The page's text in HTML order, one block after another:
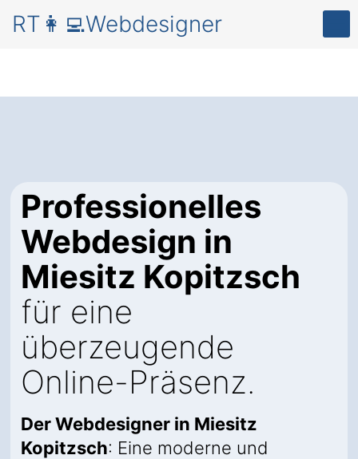
RT👩‍💻Webdesigner
Professionelles
Webdesign in
Miesitz Kopitzsch
für eine
überzeugende
Online-Präsenz.
Der Webdesigner in Miesitz
Kopitzsch: Eine moderne und